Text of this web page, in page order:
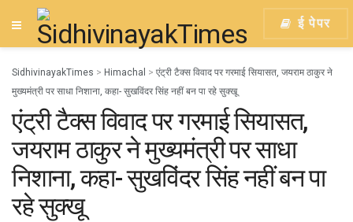
ई पेपर
SidhivinayakTimes > Himachal > एंट्री टैक्स विवाद पर गरमाई सियासत, जयराम ठाकुर ने
मुख्यमंत्री पर साधा निशाना, कहा- सुखविंदर सिंह नहीं बन पा रहे सुक्खू
एंट्री टैक्स विवाद पर गरमाई सियासत,
जयराम ठाकुर ने मुख्यमंत्री पर साधा
निशाना, कहा- सुखविंदर सिंह नहीं बन पा
रहे सुक्खू